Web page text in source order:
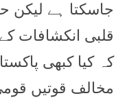
جاسکتا ہے لیکن
قلبی انکشافات
کہ کیا کبھی
مخالف قوتیں